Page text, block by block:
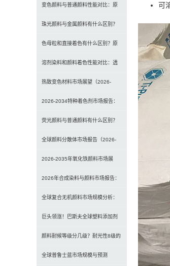
可
材料如何选择合适颜料？
变色颜料与普通颜料性能对比：原
理、特点及应用差异解析
珠光颜料与金属颜料有什么区别？
原理、效果与应用对比
色母粒和直接着色有什么区别？原
理、性能与应用全面对比
溶剂染料和颜料着色性能对比：透
明性、耐候性与应用选择全解析
热致变色材料市场展望（2026-
2034）：2034年将达3
2026-2034特种着色剂市场报告：
规模、份额、趋势及预测
荧光颜料与普通颜料有什么区别？
发光原理、性能对比及应用解析
全球颜料分散体市场报告（2026-
2033）：无机颜料主导，
2026-2035年氧化铁颜料市场展
望：全球规模将达41亿美
2026年合成染料与颜料市场报告：
规模、趋势及2030年增长
全球复合无机颜料市场规模分析：
2035年达5.39亿美元，建
巨头领涨！巴斯夫全球塑料添加剂
涨价20% 原材料成本推高行业
颜料耐候等级分几级？耐光性8级的
定义及耐候性测试标准解析
全球普鲁士蓝市场规模与预测